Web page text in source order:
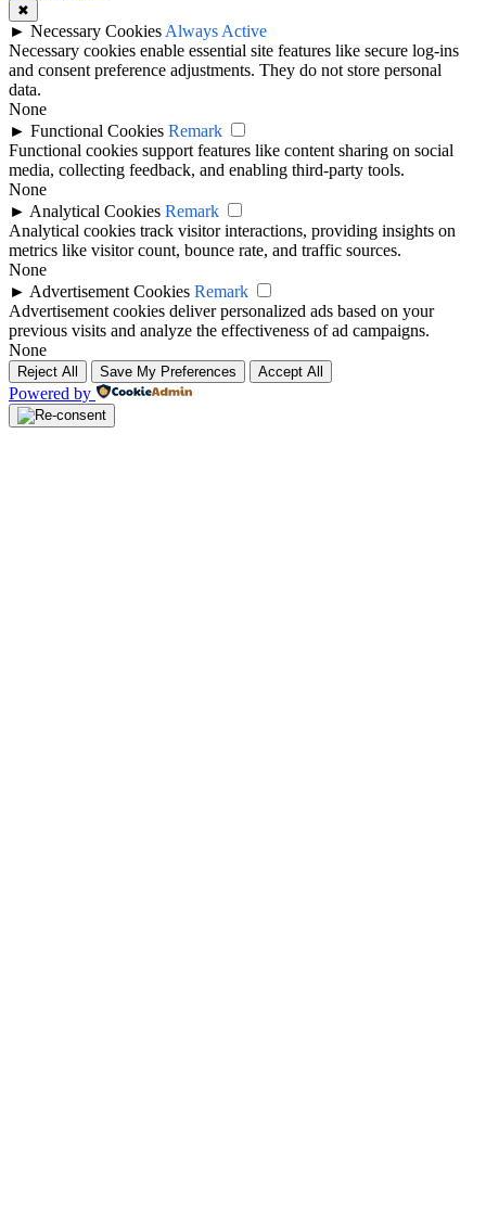
✖
► Necessary Cookies Always Active
Necessary cookies enable essential site features like secure log-ins
and consent preference adjustments. They do not store personal
data.
None
► Functional Cookies Remark
Functional cookies support features like content sharing on social
media, collecting feedback, and enabling third-party tools.
None
► Analytical Cookies Remark
Analytical cookies track visitor interactions, providing insights on
metrics like visitor count, bounce rate, and traffic sources.
None
► Advertisement Cookies Remark
Advertisement cookies deliver personalized ads based on your
previous visits and analyze the effectiveness of ad campaigns.
None
Reject All Save My Preferences Accept All
Powered by